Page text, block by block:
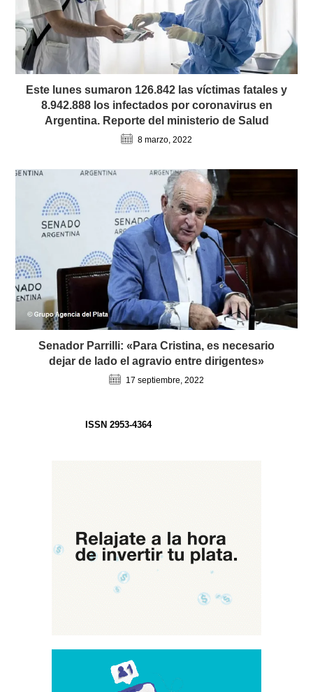
Este lunes sumaron 126.842 las víctimas fatales y
8.942.888 los infectados por coronavirus en
Argentina. Reporte del ministerio de Salud
8 marzo, 2022
Senador Parrilli: «Para Cristina, es necesario
dejar de lado el agravio entre dirigentes»
17 septiembre, 2022
ISSN 2953-4364